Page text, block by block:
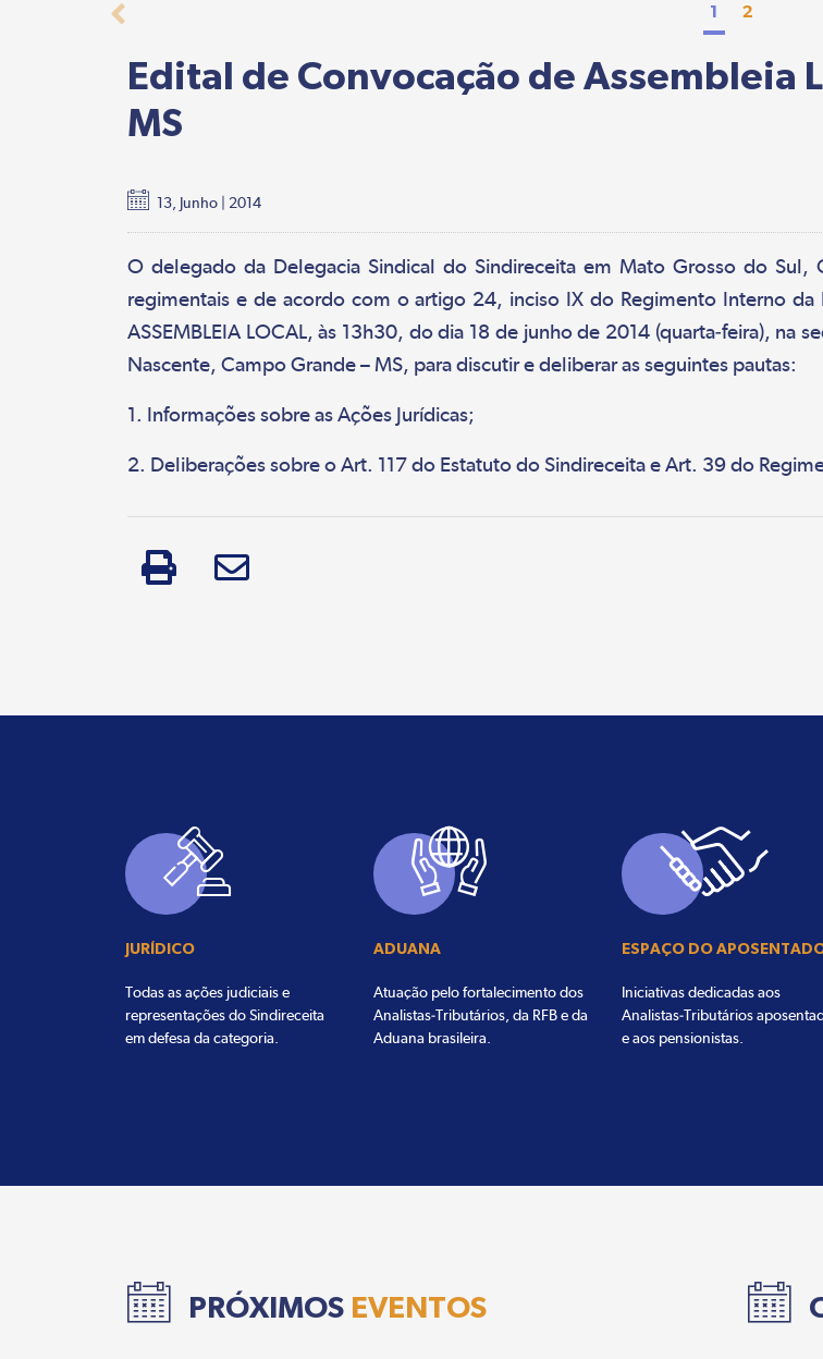
1 2
Edital de Convocação de Assembleia
MS
13, Junho | 2014
O delegado da Delegacia Sindical do Sindireceita em Mato Grosso do Sul,
regimentais e de acordo com o artigo 24, inciso IX do Regimento Interno
ASSEMBLEIA LOCAL, às 13h30, do dia 18 de junho de 2014 (quarta-feira), na
Nascente, Campo Grande – MS, para discutir e deliberar as seguintes pautas:
1. Informações sobre as Ações Jurídicas;
2. Deliberações sobre o Art. 117 do Estatuto do Sindireceita e Art. 39 do
JURÍDICO
Todas as ações judiciais e
representações do Sindireceita
em defesa da categoria.
ADUANA
Atuação pelo fortalecimento dos
Analistas-Tributários, da RFB e da
Aduana brasileira.
ESPAÇO DO
Iniciativas dedicadas aos
Analistas-Tributários
e aos pensionistas.
PRÓXIMOS EVENTOS